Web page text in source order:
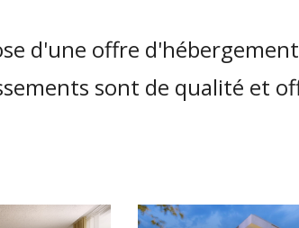
d'une offre
sont de qualité et